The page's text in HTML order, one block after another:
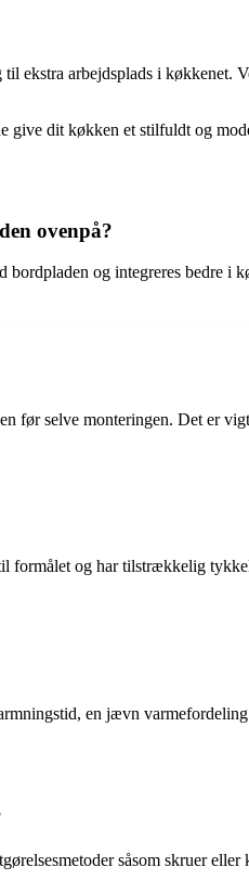
arbejdsplads i køkkenet.
give dit køkken et stilfuldt og
ovenpå?
og integreres bedre i
før selve monteringen. Det er
formålet og har tilstrækkelig
en jævn
såsom skruer